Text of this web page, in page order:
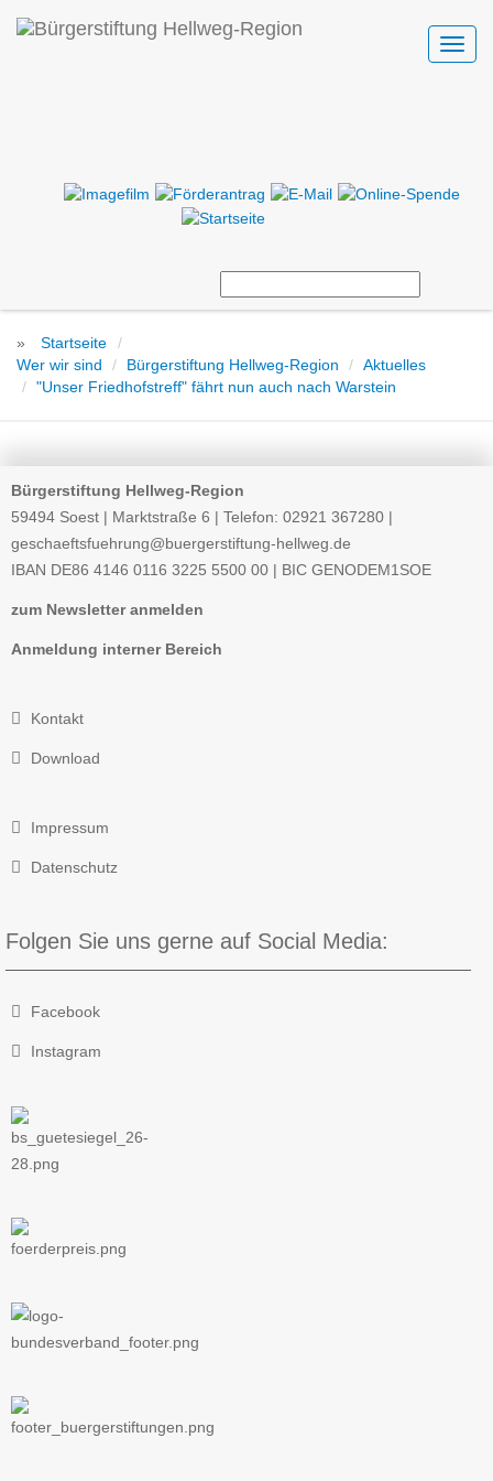
»
Startseite
Wer wir sind
Bürgerstiftung Hellweg-Region
Aktuelles
"Unser Friedhofstreff" fährt nun auch nach Warstein
Bürgerstiftung Hellweg-Region
59494 Soest | Marktstraße 6 | Telefon: 02921 367280 |
geschaeftsfuehrung@buergerstiftung-hellweg.de
IBAN DE86 4146 0116 3225 5500 00 | BIC GENODEM1SOE
zum Newsletter anmelden
Anmeldung interner Bereich
Kontakt
Download
Impressum
Datenschutz
Folgen Sie uns gerne auf Social Media:
Facebook
Instagram